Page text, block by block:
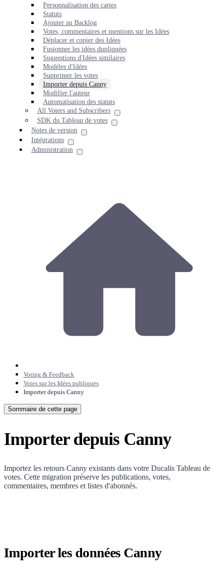
Personnalisation des cartes
Statuts
Ajouter au Backlog
Votes, commentaires et mentions sur les Idées
Déplacer et copier des Idées
Fusionner les idées dupliquées
Suggestions d'Idées similaires
Modèles d'Idées
Supprimer les votes
Importer depuis Canny
Modifier l'auteur
Automatisation des statuts
All Voters and Subscribers
SDK du Tableau de votes
Notes de version
Intégrations
Administration
Voting & Feedback
Votes sur les Idées publiques
Importer depuis Canny
Sommaire de cette page
Importer depuis Canny
Importez les retours Canny existants dans votre Ducalis Tableau de
votes. Cette migration préserve les publications, votes,
commentaires, membres et listes d'abonnés.
Importer les données Canny